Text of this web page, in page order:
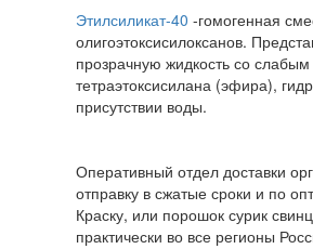
Этилсиликат-40 -гомогенная
олигоэтоксисилоксанов.
прозрачную жидкость со
тетраэтоксисилана (эфира),
присутствии воды.
Оперативный отдел доставки
отправку в сжатые сроки и по
Краску, или порошок сурик
практически во все регионы